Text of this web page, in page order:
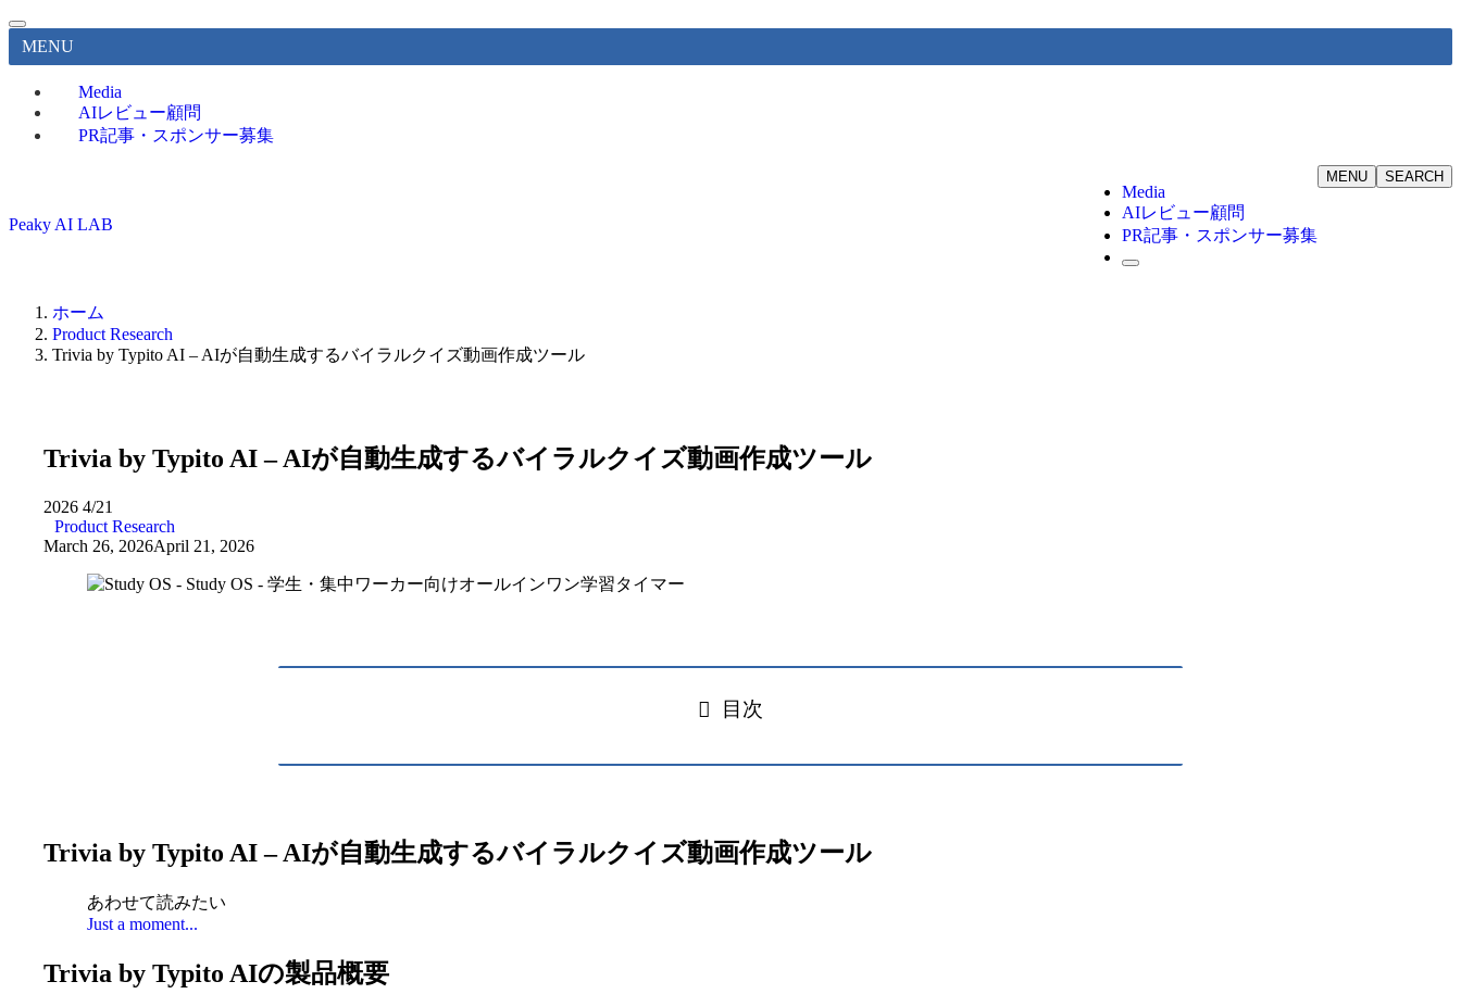
MENU
Media
AIレビュー顧問
PR記事・スポンサー募集
Peaky AI LAB
Media
AIレビュー顧問
PR記事・スポンサー募集
SEARCH
MENU
ホーム
Product Research
Trivia by Typito AI – AIが自動生成するバイラルクイズ動画作成ツール
Trivia by Typito AI – AIが自動生成するバイラルクイズ動画作成ツール
2026 4/21
Product Research
March 26, 2026April 21, 2026
目次
Trivia by Typito AI – AIが自動生成するバイラルクイズ動画作成ツール
あわせて読みたい
Just a moment...
Trivia by Typito AIの製品概要